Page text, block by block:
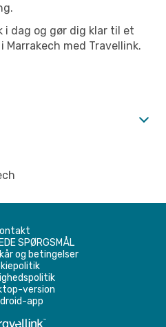
i dag og gør dig klar til et
med Travellink.
SPØRGSMÅL
og betingelser
version
app